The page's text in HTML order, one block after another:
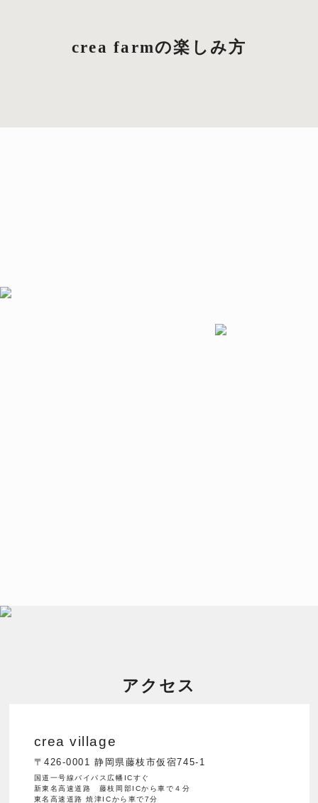
crea farmの楽しみ方
アクセス
crea village
〒426-0001 静岡県藤枝市仮宿745-1
国道一号線バイパス広幡ICすぐ
新東名高速道路 藤枝岡部ICから車で４分
東名高速道路 焼津ICから車で7分